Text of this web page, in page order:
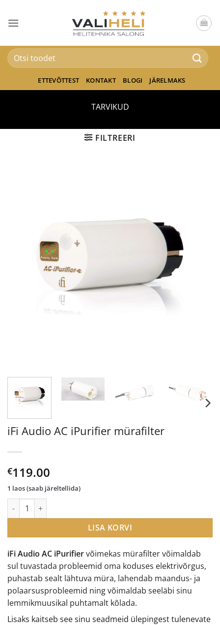
content
Otsi:
ETTEVÕTTEST KONTAKT BLOGI JÄRELMAKS
TARVIKUD
FILTREERI
iFi Audio AC iPurifier mürafilter
€119.00
iFi Audio AC iPurifiervõimekas mürafilter võimaldab
sul tuvastada probleemid oma koduses elektrivõrgus,
puhastab sealt lähtuva müra, lahendab maandus- ja
polaarsusprobleemid ning võimaldab seeläbi sinu
lemmikmuusikal puhtamalt kõlada.
Lisaks kaitseb see sinu seadmeid ülepingest tulenevate
1 laos (saab järeltellida)
iFi Audio AC iPurifier mürafilter kogus
LISA KORVI